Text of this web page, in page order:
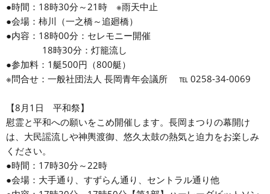
●時間：18時30分～21時 ※雨天中止
●会場：柿川（一之橋～追廻橋）
●内容：18時00分：セレモニー開催
18時30分：灯籠流し
●参加料：1艇500円（800艇）
※問合せ：一般社団法人 長岡青年会議所 ℡ 0258-34-0069
【8月1日 平和祭】
慰霊と平和への願いをこめ開催します。長岡まつりの幕開け
は、大民謡流しや神輿渡御、悠久太鼓の熱気と迫力をお楽しみ
ください。
●時間：17時30分～22時
●会場：大手通り、すずらん通り、セントラル通り他